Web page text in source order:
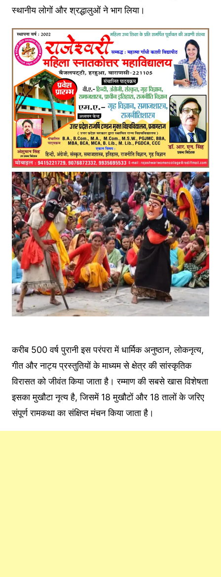
स्थानीय लोगों और श्रद्धालुओं ने भाग लिया।
करीब 500 वर्ष पुरानी इस परंपरा में धार्मिक अनुष्ठान, लोकनृत्य,
गीत और नाट्य प्रस्तुतियों के माध्यम से क्षेत्र की सांस्कृतिक
विरासत को जीवंत किया जाता है। रम्माण की सबसे खास विशेषता
इसका मुखौटा नृत्य है, जिसमें 18 मुखौटों और 18 तालों के जरिए
संपूर्ण रामकथा का संक्षिप्त मंचन किया जाता है।